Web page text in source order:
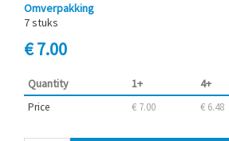
Omverpakking
7 stuks
€ 7.00
Quantity 1+ 4+
Price € 7.00 € 6.48